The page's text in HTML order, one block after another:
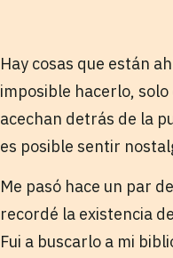
Hay cosas que están
imposible hacerlo,
acechan detrás de la
es posible sentir
Me pasó hace un par
recordé la existencia
Fui a buscarlo a mi